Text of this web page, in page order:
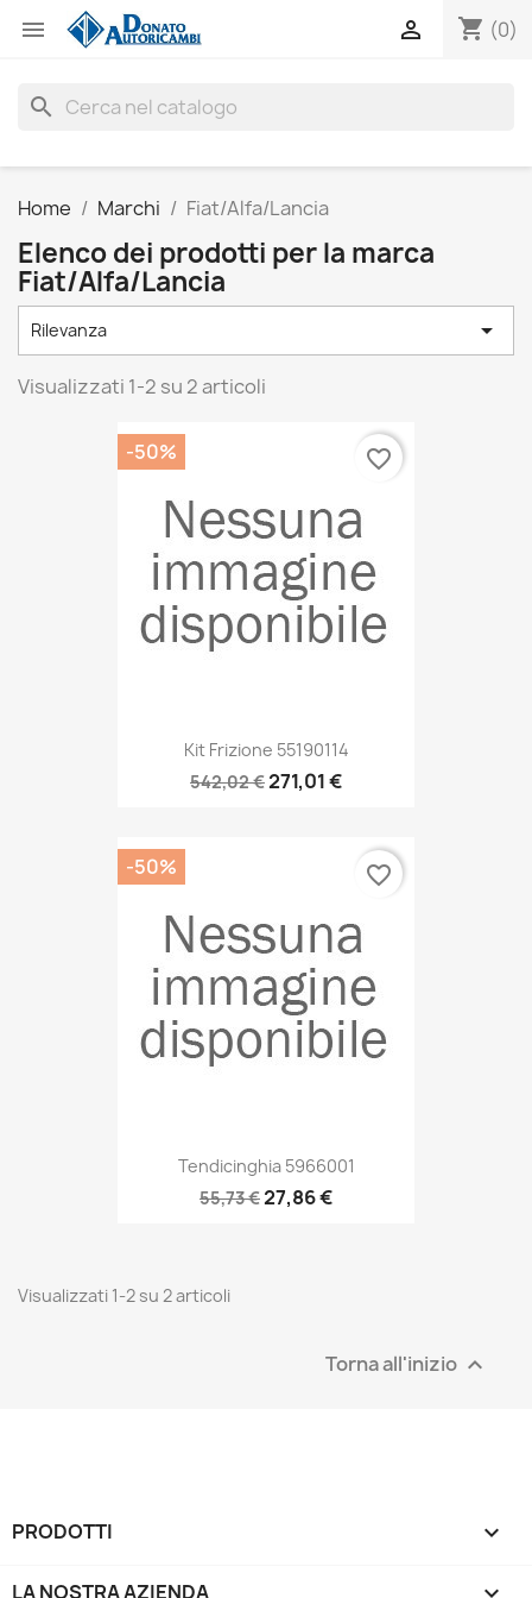
 shopping_cart (0)

search
Home Marchi Fiat/Alfa/Lancia
Elenco dei prodotti per la marca
Fiat/Alfa/Lancia
Rilevanza 
Visualizzati 1-2 su 2 articoli
Kit Frizione 55190114
542,02 €271,01 €
-50% favorite_border
Tendicinghia 5966001
55,73 €27,86 €
-50% favorite_border
Visualizzati 1-2 su 2 articoli
Torna all'inizio 
PRODOTTI 
LA NOSTRA AZIENDA